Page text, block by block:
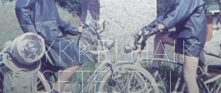
SYKKELHAIK
SETESDAL